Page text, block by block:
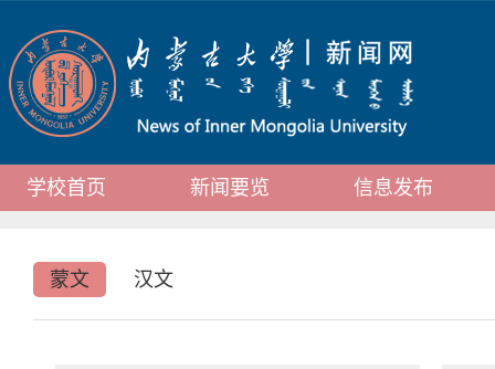
学校首页 新闻要览 信息发布
蒙文 汉文